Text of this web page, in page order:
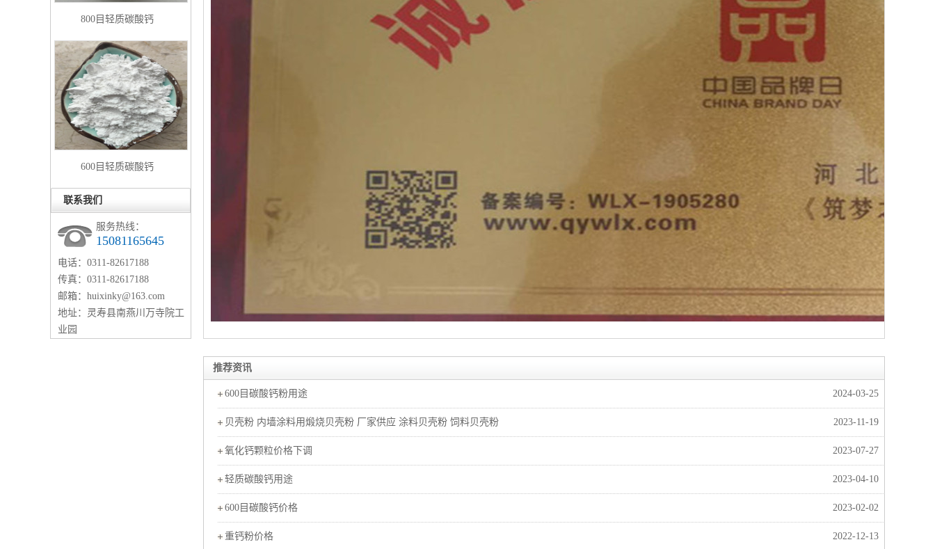
推荐资讯
2024-03-25
600目碳酸钙粉用途
2023-11-19
贝壳粉 内墙涂料用煅烧贝壳粉 厂家供应 涂料贝壳粉 饲料贝壳粉
2023-07-27
氧化钙颗粒价格下调
2023-04-10
轻质碳酸钙用途
2023-02-02
600目碳酸钙价格
2022-12-13
重钙粉价格
800目轻质碳酸钙
600目轻质碳酸钙
联系我们
服务热线：
15081165645
电话：0311-82617188
传真：0311-82617188
邮箱：huixinky@163.com
地址：灵寿县南燕川万寺院工
业园